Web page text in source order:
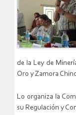
de la Ley de
Oro y Zamora
Lo organiza la
su Regulación y